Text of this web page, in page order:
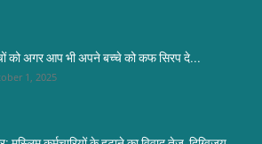
को अगर आप भी अपने बच्चे को कफ सिरप दे...
1, 2025